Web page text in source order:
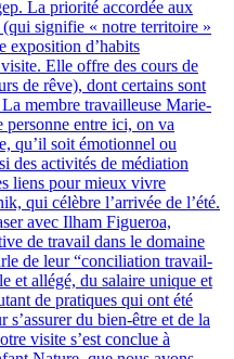
La priorité accordée aux
signifie « notre territoire »
exposition d’habits
Elle offre des cours de
de rêve), dont certains sont
membre travailleuse Marie-
entre ici, on va
qu’il soit émotionnel ou
des activités de médiation
liens pour mieux vivre
qui célèbre l’arrivée de l’été.
avec Ilham Figueroa,
de travail dans le domaine
de leur “conciliation travail-
et allégé, du salaire unique et
de pratiques qui ont été
s’assurer du bien-être et de la
visite s’est conclue à